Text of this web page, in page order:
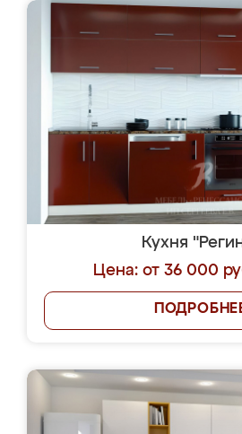
Кухня
Цена: от 36 000